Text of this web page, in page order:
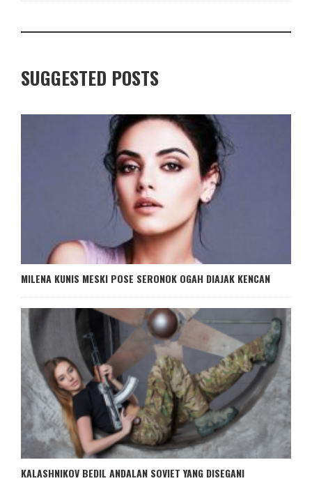
SUGGESTED POSTS
MILENA KUNIS MESKI POSE SERONOK OGAH DIAJAK KENCAN
KALASHNIKOV BEDIL ANDALAN SOVIET YANG DISEGANI